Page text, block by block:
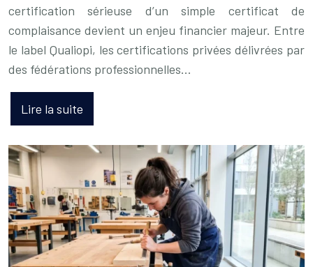
certification sérieuse d’un simple certificat de
complaisance devient un enjeu financier majeur. Entre
le label Qualiopi, les certifications privées délivrées par
des fédérations professionnelles…
Lire la suite